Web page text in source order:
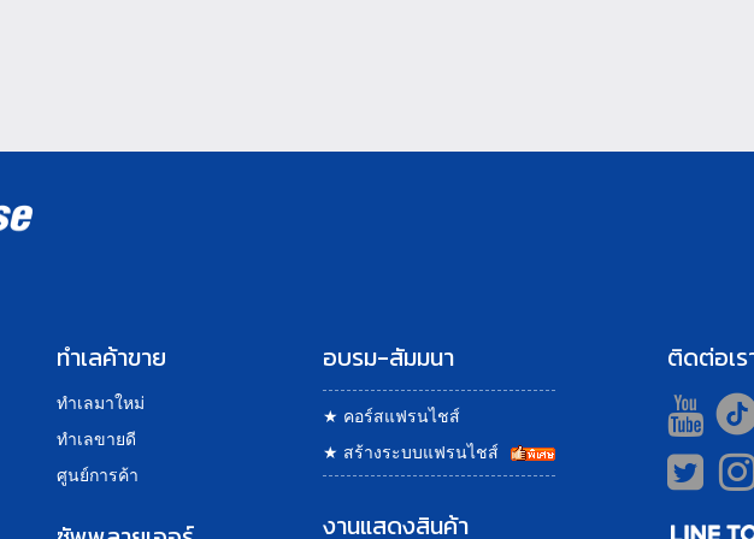
ทำเลค้าขาย
ทำเลมาใหม่
ทำเลขายดี
ศูนย์การค้า
อบรม-สัมมนา
★ คอร์สแฟรนไชส์
★ สร้างระบบแฟรนไชส์
งานแสดงสินค้า
ติดต่อเร